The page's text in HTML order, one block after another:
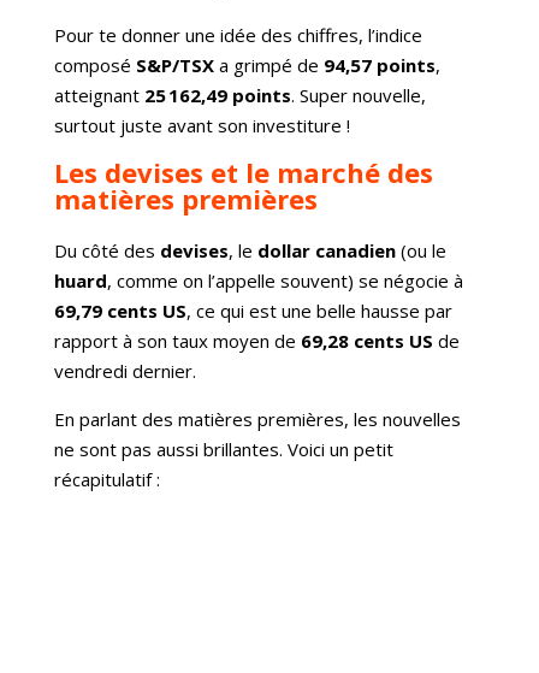
Pour te donner une idée des chiffres, l’indice
composé S&P/TSXa grimpé de 94,57 points,
atteignant 25 162,49 points. Super nouvelle,
surtout juste avant son investiture !
Les devises et le marché des
matières premières
Du côté des devises, le dollar canadien(ou le
huard, comme on l’appelle souvent) se négocie à
69,79 cents US, ce qui est une belle hausse par
rapport à son taux moyen de 69,28 cents US de
vendredi dernier.
En parlant des matières premières, les nouvelles
ne sont pas aussi brillantes. Voici un petit
récapitulatif :